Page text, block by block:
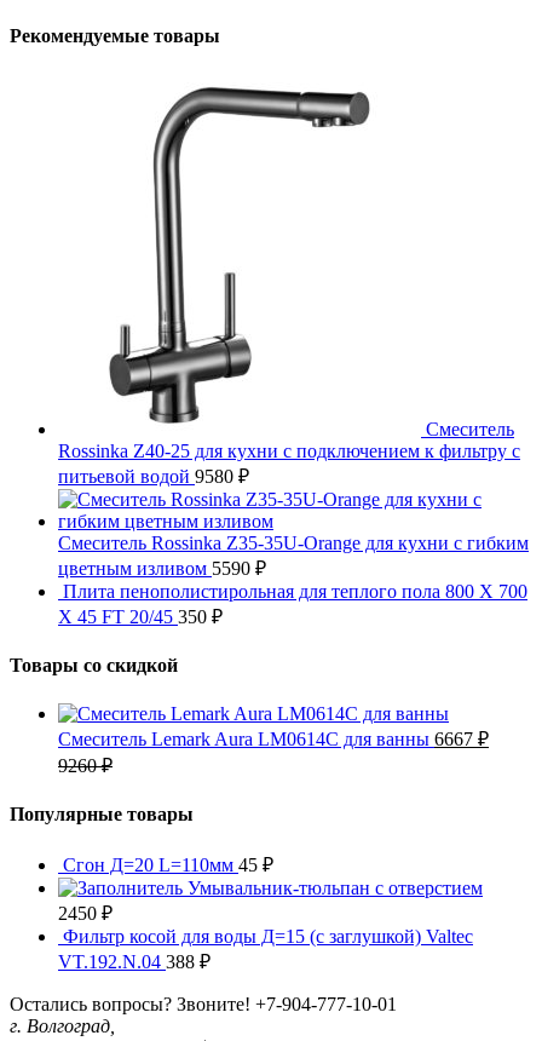
Рекомендуемые товары
Смеситель
Rossinka Z40-25 для кухни с подключением к фильтру с
питьевой водой 9580 ₽
Смеситель Rossinka Z35-35U-Orange для кухни с гибким
цветным изливом 5590 ₽
Плита пенополистирольная для теплого пола 800 X 700
X 45 FT 20/45 350 ₽
Товары со скидкой
Смеситель Lemark Aura LM0614C для ванны 6667 ₽
9260₽
Популярные товары
Сгон Д=20 L=110мм 45 ₽
Умывальник-тюльпан с отверстием
2450 ₽
Фильтр косой для воды Д=15 (с заглушкой) Valtec
VT.192.N.04 388 ₽
Остались вопросы? Звоните! +7-904-777-10-01
г. Волгоград,